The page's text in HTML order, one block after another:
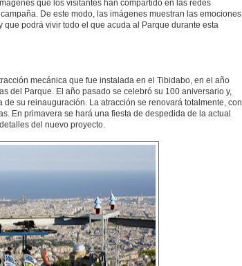
que los visitantes han compartido en las redes
De este modo, las imágenes muestran las emociones
podrá vivir todo el que acuda al Parque durante esta
mecánica que fue instalada en el Tibidabo, en el año
del Parque. El año pasado se celebró su 100 aniversario y,
su reinauguración. La atracción se renovará totalmente, con
En primavera se hará una fiesta de despedida de la actual
del nuevo proyecto.